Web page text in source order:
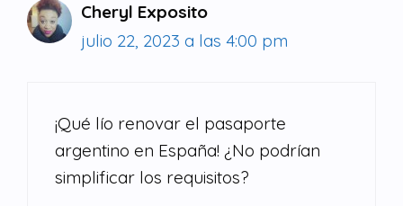
Cheryl Exposito
julio 22, 2023 a las 4:00 pm
¡Qué lío renovar el pasaporte
argentino en España! ¿No podrían
simplificar los requisitos?